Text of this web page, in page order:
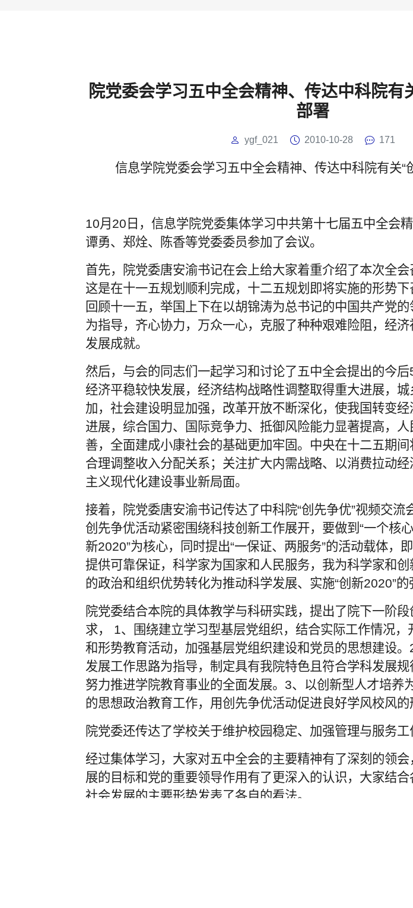
院党委会学习五中全会精神、传达中科院有
部署
ygf_021 2010-10-28 171
信息学院党委会学习五中全会精神、传达中科院有关“
10月20日，信息学院党委集体学习中共第十七届五中全会
谭勇、郑烇、陈香等党委委员参加了会议。
首先，院党委唐安渝书记在会上给大家着重介绍了本次全
这是在十一五规划顺利完成，十二五规划即将实施的形势下
回顾十一五，举国上下在以胡锦涛为总书记的中国共产党
为指导，齐心协力，万众一心，克服了种种艰难险阻，经
发展成就。
然后，与会的同志们一起学习和讨论了五中全会提出的今后
经济平稳较快发展，经济结构战略性调整取得重大进展，
加，社会建设明显加强，改革开放不断深化，使我国转变
进展，综合国力、国际竞争力、抵御风险能力显著提高，
善，全面建成小康社会的基础更加牢固。中央在十二五期间
合理调整收入分配关系；关注扩大内需战略、以消费拉动
主义现代化建设事业新局面。
接着，院党委唐安渝书记传达了中科院“创先争优”视频交流
创先争优活动紧密围绕科技创新工作展开，要做到“一个核
新2020”为核心，同时提出“一保证、两服务”的活动载体，
提供可靠保证，科学家为国家和人民服务，我为科学家和
的政治和组织优势转化为推动科学发展、实施“创新2020”的
院党委结合本院的具体教学与科研实践，提出了院下一阶
求， 1、围绕建立学习型基层党组织，结合实际工作情况，
和形势教育活动，加强基层党组织建设和党员的思想建设。
发展工作思路为指导，制定具有我院特色且符合学科发展规
努力推进学院教育事业的全面发展。3、以创新型人才培养
的思想政治教育工作，用创先争优活动促进良好学风校风的
院党委还传达了学校关于维护校园稳定、加强管理与服务工
经过集体学习，大家对五中全会的主要精神有了深刻的领
展的目标和党的重要领导作用有了更深入的认识，大家结
社会发展的主要形势发表了各自的看法。